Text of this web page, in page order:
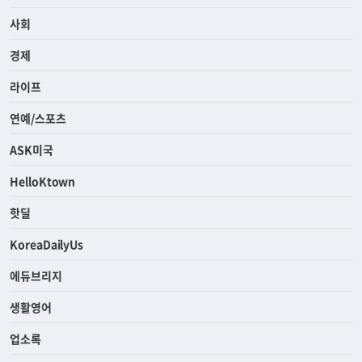
사회
경제
라이프
연예/스포츠
ASK미국
HelloKtown
핫딜
KoreaDailyUs
에듀브리지
생활영어
업소록